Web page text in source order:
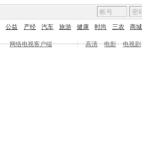
公益 产经 汽车 旅游 健康 时尚 三农 商城
网络电视客户端 | 高清 电影 电视剧